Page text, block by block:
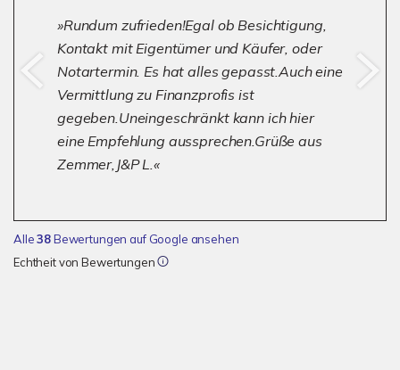
Rundum zufrieden!Egal ob Besichtigung,
Kontakt mit Eigentümer und Käufer, oder
Notartermin. Es hat alles gepasst.Auch eine
Vermittlung zu Finanzprofis ist
gegeben.Uneingeschränkt kann ich hier
eine Empfehlung aussprechen.Grüße aus
Zemmer,J&P L.
Alle38Bewertungen auf Google ansehen
Echtheit von Bewertungen